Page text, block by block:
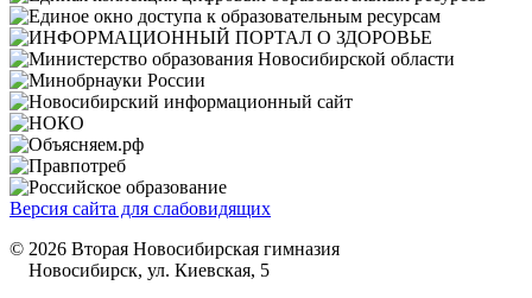
Версия сайта для слабовидящих
© 2026 Вторая Новосибирская гимназия
Новосибирск, ул. Киевская, 5